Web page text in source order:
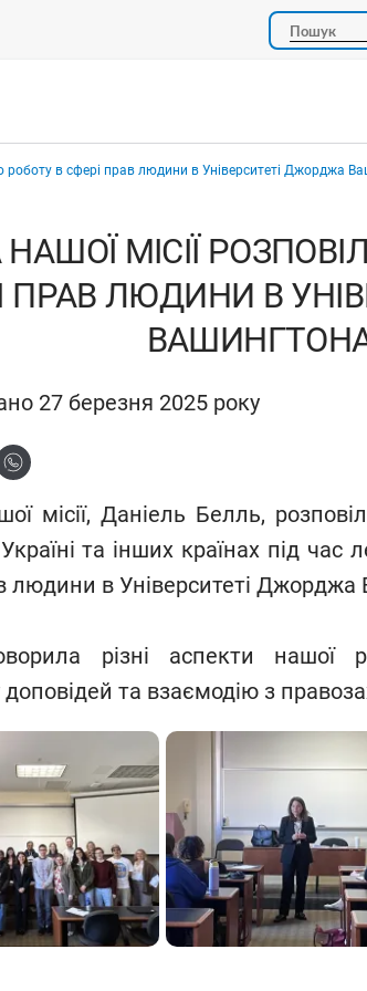
Пошук
роботу в сфері прав людини в Університеті Джорджа
МІСІЇ
ПРАВ ЛЮДИНИ В
27 березня 2025 року
місії, Даніель Белль,
та інших країнах під час
людини в Університеті
різні аспекти нашої
доповідей та взаємодію з